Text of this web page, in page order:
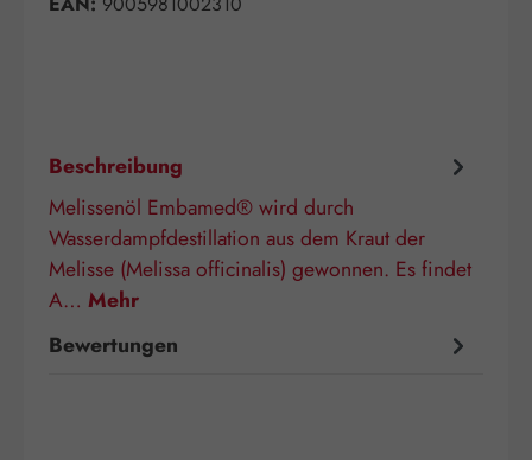
Beschreibung
Melissenöl Embamed® wird durch
Wasserdampfdestillation aus dem Kraut der
Melisse (Melissa officinalis) gewonnen. Es findet
A… Mehr
Bewertungen